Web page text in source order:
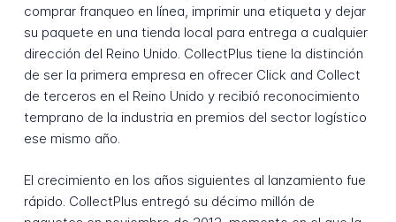
comprar franqueo en línea, imprimir una etiqueta y dejar
su paquete en una tienda local para entrega a cualquier
dirección del Reino Unido. CollectPlus tiene la distinción
de ser la primera empresa en ofrecer Click and Collect
de terceros en el Reino Unido y recibió reconocimiento
temprano de la industria en premios del sector logístico
ese mismo año.
El crecimiento en los años siguientes al lanzamiento fue
rápido. CollectPlus entregó su décimo millón de